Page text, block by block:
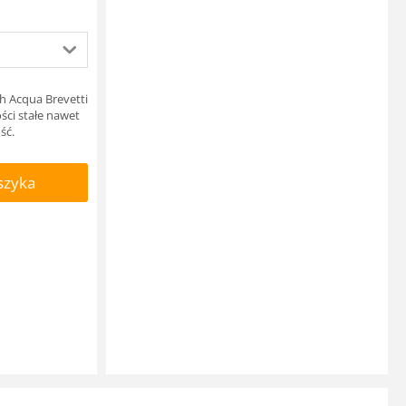
Acqua Brevetti
stałe nawet